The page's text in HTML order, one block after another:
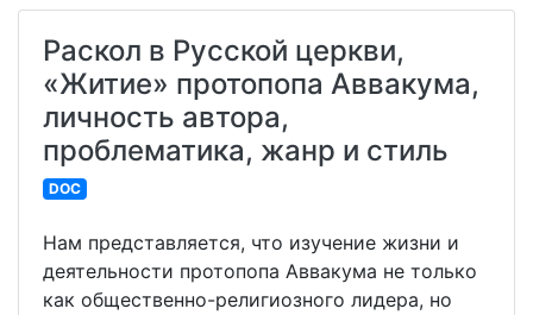
Раскол в Русской церкви,
«Житие» протопопа Аввакума,
личность автора,
проблематика, жанр и стиль
DOC
Нам представляется, что изучение жизни и
деятельности протопопа Аввакума не только
как общественно-религиозного лидера, но